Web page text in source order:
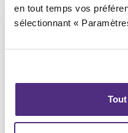
en tout temps vos
sélectionnant «
Yannick
CPA,